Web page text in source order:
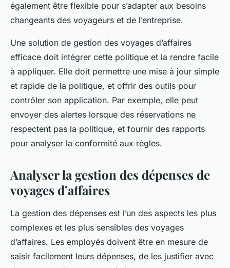
également être flexible pour s’adapter aux besoins
changeants des voyageurs et de l’entreprise.
Une solution de gestion des voyages d’affaires
efficace doit intégrer cette politique et la rendre facile
à appliquer. Elle doit permettre une mise à jour simple
et rapide de la politique, et offrir des outils pour
contrôler son application. Par exemple, elle peut
envoyer des alertes lorsque des réservations ne
respectent pas la politique, et fournir des rapports
pour analyser la conformité aux règles.
Analyser la gestion des dépenses de
voyages d’affaires
La gestion des dépenses est l’un des aspects les plus
complexes et les plus sensibles des voyages
d’affaires. Les employés doivent être en mesure de
saisir facilement leurs dépenses, de les justifier avec